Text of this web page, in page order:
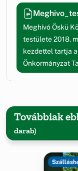
Meghívó Öskü
testülete 2018.
kezdettel tartja
Önkormányzat
Továbbiak
darab)